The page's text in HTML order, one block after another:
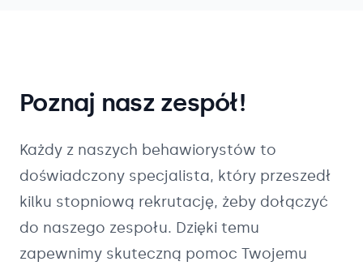
Poznaj nasz zespół!
Każdy z naszych behawiorystów to
doświadczony specjalista, który przeszedł
kilku stopniową rekrutację, żeby dołączyć
do naszego zespołu. Dzięki temu
zapewnimy skuteczną pomoc Twojemu